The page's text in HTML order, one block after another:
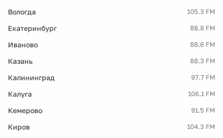
Вологда 105.3 FM
Екатеринбург 88.8 FM
Иваново 88.6 FM
Казань 88.3 FM
Калининград 97.7 FM
Калуга 106.1 FM
Кемерово 91.5 FM
Киров 104.3 FM